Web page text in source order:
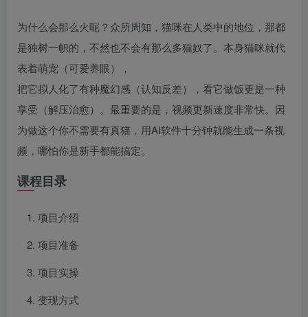
为什么会那么火呢？众所周知，猫咪在人类中的地位，那都
是独树一帜的，不然也不会有那么多猫奴了。本身猫咪就代
表着萌宠（可爱养眼），
把它拟人化了有种魔幻感（认知反差），看它做饭更是一种
享受（解压治愈）。最重要的是，视频更新速度非常快。因
为做这个你不需要有真猫，用AI软件十分钟就能生成一条视
频，哪怕你是新手都能搞定。
课程目录
项目介绍
项目准备
项目实操
变现方式